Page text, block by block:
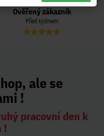
Ověřený zákazník
Před týdnem
ale se
!
pracovní den k
!